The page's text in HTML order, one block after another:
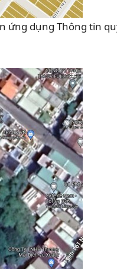
dụng Thông tin